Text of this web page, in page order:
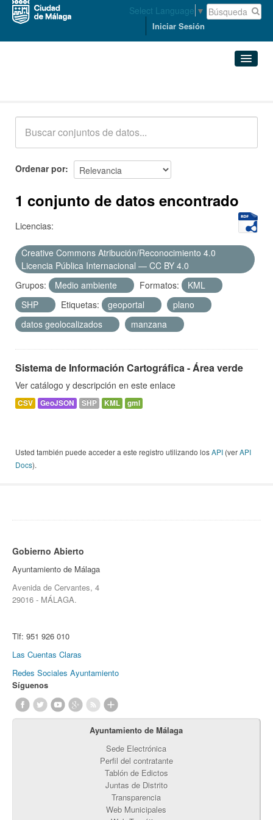
Select Language ▼
Iniciar Sesión
Acerca de
Ordenar por
1 conjunto de datos encontrado
Licencias:
Creative Commons Atribución/Reconocimiento 4.0
Licencia Pública Internacional — CC BY 4.0
Grupos:
Medio ambiente Formatos:
KML
SHP
Etiquetas: geoportal
plano
datos geolocalizados
manzana
Sistema de Información Cartográfica - Área verde
Ver catálogo y descripción en este enlace
CSV GeoJSON SHP KML gml
Usted también puede acceder a este registro utilizando losAPI (verAPI
Docs).
Gobierno Abierto
Ayuntamiento de Málaga
Avenida de Cervantes, 4
29016 - MÁLAGA.
Tlf: 951 926 010
Las Cuentas Claras
Redes Sociales Ayuntamiento
Síguenos
Ayuntamiento de Málaga
Sede Electrónica
Perfil del contratante
Tablón de Edictos
Juntas de Distrito
Transparencia
Web Municipales